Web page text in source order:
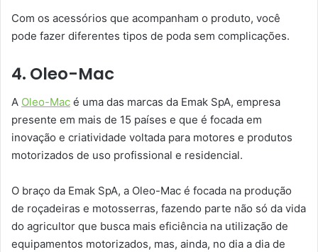
Com os acessórios que acompanham o produto, você
pode fazer diferentes tipos de poda sem complicações.
4. Oleo-Mac
A Oleo-Mac é uma das marcas da Emak SpA, empresa
presente em mais de 15 países e que é focada em
inovação e criatividade voltada para motores e produtos
motorizados de uso profissional e residencial.
O braço da Emak SpA, a Oleo-Mac é focada na produção
de roçadeiras e motosserras, fazendo parte não só da vida
do agricultor que busca mais eficiência na utilização de
equipamentos motorizados, mas, ainda, no dia a dia de